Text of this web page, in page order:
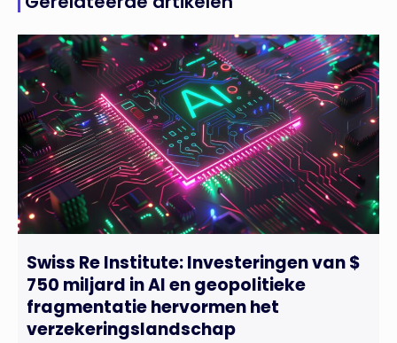
Swiss Re Institute: Investeringen van $
750 miljard in AI en geopolitieke
fragmentatie hervormen het
verzekeringslandschap